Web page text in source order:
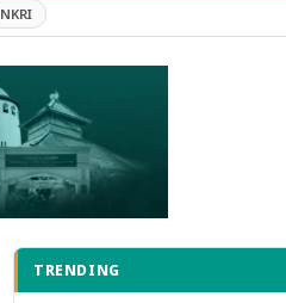
NKRI
TRENDING